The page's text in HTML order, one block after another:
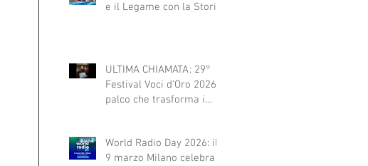
e il Legame con la Storia
ULTIMA CHIAMATA: 29°
Festival Voci d'Oro 2026 Il
palco che trasforma i
World Radio Day 2026: il
9 marzo Milano celebra